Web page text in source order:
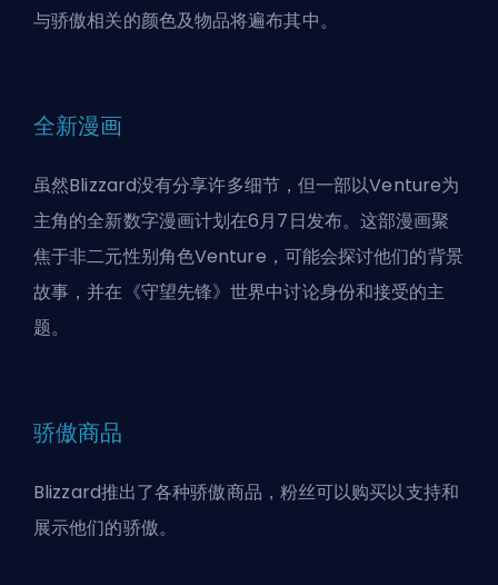
与骄傲相关的颜色及物品将遍布其中。
全新漫画
虽然Blizzard没有分享许多细节，但一部以Venture为
主角的全新数字漫画计划在6月7日发布。这部漫画聚
焦于非二元性别角色Venture，可能会探讨他们的背景
故事，并在《守望先锋》世界中讨论身份和接受的主
题。
骄傲商品
Blizzard推出了各种骄傲商品，粉丝可以购买以支持和
展示他们的骄傲。